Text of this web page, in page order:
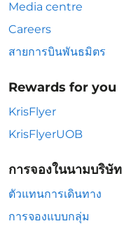
Media centre
Careers
สายการบินพันธมิตร
Rewards for you
KrisFlyer
KrisFlyerUOB
การจองในนามบริษัท
ตัวแทนการเดินทาง
การจองแบบกลุ่ม